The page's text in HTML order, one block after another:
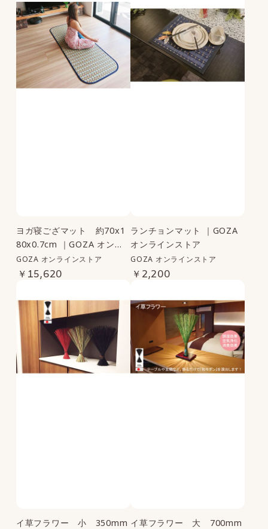
価格
～
ヨガ寝ござマット 約70x1
80x0.7cm ｜GOZA オンラ
インストア
GOZA オンラインストア
￥15,620
ランチョンマット ｜GOZA
オンラインストア
GOZA オンラインストア
￥2,200
イ草フラワー 小 350mm イ草フラワー 大 700mm